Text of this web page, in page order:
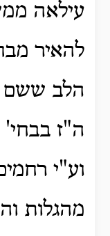
עילאה
להאיר
הלב ששם
ה"ז
וע"י
מהגלות